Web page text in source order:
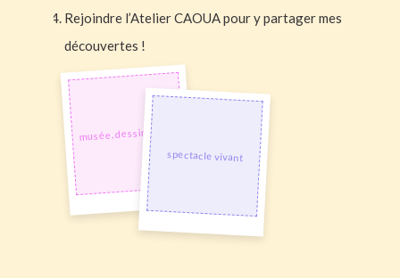
Rejoindre l’Atelier CAOUA pour y partager mes
découvertes !
musée, dessin poule
spectacle vivant